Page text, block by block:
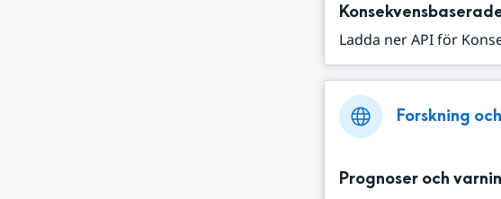
Ladda ner API för
Forskning
Prognoser och